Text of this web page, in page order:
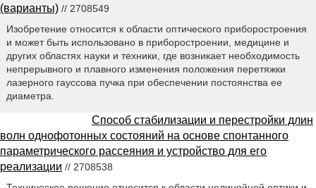
(варианты) // 2708549
Изобретение относится к области оптического приборостроения
и может быть использовано в приборостроении, медицине и
других областях науки и техники, где возникает необходимость
непрерывного и плавного изменения положения перетяжки
лазерного гауссова пучка при обеспечении постоянства ее
диаметра.
Способ стабилизации и перестройки длин
волн однофотонных состояний на основе спонтанного
параметрического рассеяния и устройство для его
реализации // 2708538